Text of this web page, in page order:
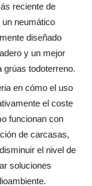
reciente de
neumático
diseñado
y un mejor
grúas todoterreno.
en cómo el uso
el coste
funcionan con
de carcasas,
el nivel de
soluciones